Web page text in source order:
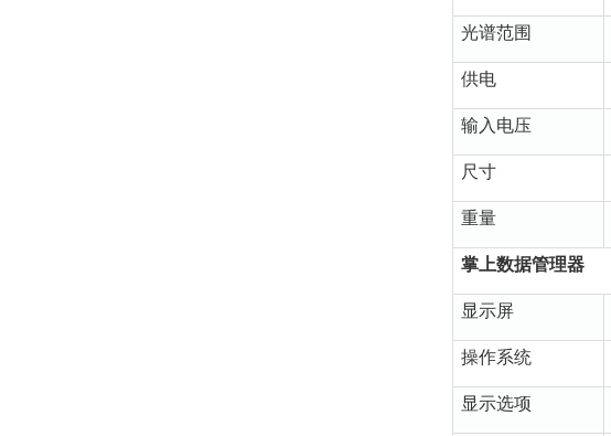
光谱范围
供电
输入电压
尺寸
重量
掌上数据管理器
显示屏
操作系统
显示选项